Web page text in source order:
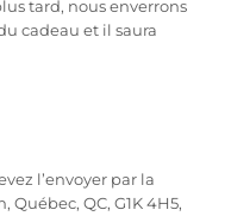
tard, nous enverrons
cadeau et il saura
l’envoyer par la
QC, G1K 4H5,